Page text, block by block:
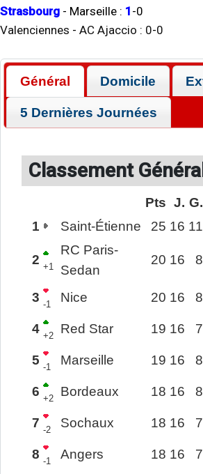
Strasbourg - Marseille : 1 -0
Valenciennes - AC Ajaccio : 0-0
Général Domicile
5 Dernières Journées
Classement Général
Pts J. G.
1
Saint-Étienne 25 16 11
2 +1
RC Paris-
Sedan
20 16 8
3 -1 Nice 20 16 8
4 +2 Red Star 19 16 7
5 -1 Marseille 19 16 8
6 +2 Bordeaux 18 16 8
7 -2 Sochaux 18 16 7
8 -1 Angers 18 16 7